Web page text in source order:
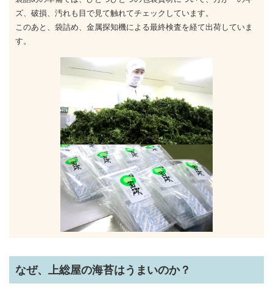
ズ、破損、汚れも目で見て触れてチェックしています。
このあと、袋詰め、金属探知機による最終検査を経て出荷していま
す。
なぜ、上総屋の海苔はうまいのか？